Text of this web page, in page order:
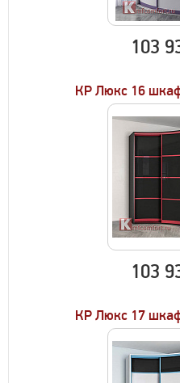
103
КР Люкс 16
103
КР Люкс 17